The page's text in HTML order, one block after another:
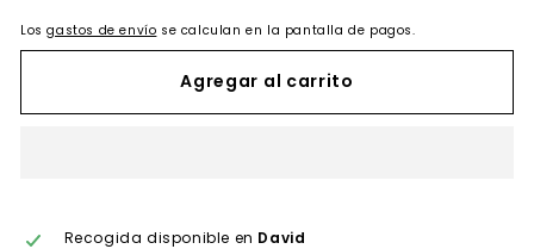
Losgastos de envío se calculan en la pantalla de pagos.
Agregar al carrito
Recogida disponible en David